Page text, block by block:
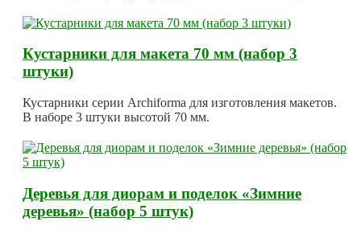
Кустарники для макета 70 мм (набор 3
штуки)
Кустарники серии Archiforma для изготовления макетов.
В наборе 3 штуки высотой 70 мм.
Деревья для диорам и поделок «Зимние
деревья» (набор 5 штук)